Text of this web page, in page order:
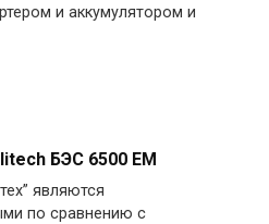
и аккумулятором и
БЭС 6500 EM
являются
по сравнению с